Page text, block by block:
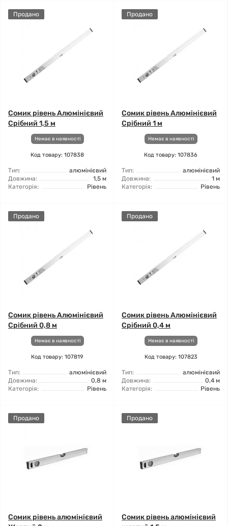
Продано
Сомик рівень Алюмінієвий
Срібний 1,5 м
Немає в наявності
Код товару: 107838
Тип:
алюмінієвий
Довжина:
1,5 м
Категорія:
Рівень
Продано
Сомик рівень Алюмінієвий
Срібний 1 м
Немає в наявності
Код товару: 107836
Тип:
алюмінієвий
Довжина:
1 м
Категорія:
Рівень
Продано
Сомик рівень Алюмінієвий
Срібний 0,8 м
Немає в наявності
Код товару: 107819
Тип:
алюмінієвий
Довжина:
0,8 м
Категорія:
Рівень
Продано
Сомик рівень Алюмінієвий
Срібний 0,4 м
Немає в наявності
Код товару: 107823
Тип:
алюмінієвий
Довжина:
0,4 м
Категорія:
Рівень
Продано
Сомик рівень алюмінієвий
Продано
Сомик рівень алюмінієвий